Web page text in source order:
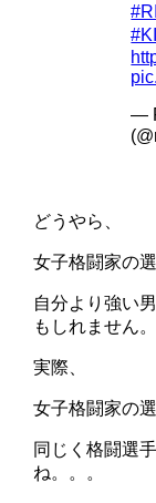
—
どうやら、
女子格闘家の選
自分より強い
もしれません。
実際、
女子格闘家の選
同じく格闘選
ね。。。